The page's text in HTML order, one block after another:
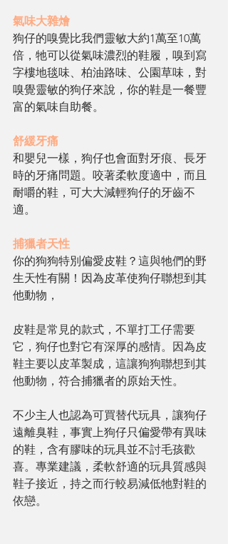
氣味大雜燴
狗仔的嗅覺比我們靈敏大約1萬至10萬
倍，牠可以從氣味濃烈的鞋履，嗅到寫
字樓地毯味、柏油路味、公園草味，對
嗅覺靈敏的狗仔來說，你的鞋是一餐豐
富的氣味自助餐。
舒緩牙痛
和嬰兒一樣，狗仔也會面對牙痕、長牙
時的牙痛問題。咬著柔軟度適中，而且
耐嚼的鞋，可大大減輕狗仔的牙齒不
適。
捕獵者天性
你的狗狗特別偏愛皮鞋？這與牠們的野
生天性有關！因為皮革使狗仔聯想到其
他動物，
皮鞋是常見的款式，不單打工仔需要
它，狗仔也對它有深厚的感情。因為皮
鞋主要以皮革製成，這讓狗狗聯想到其
他動物， 符合捕獵者的原始天性。
不少主人也認為可買替代玩具，讓狗仔
遠離臭鞋，事實上狗仔只偏愛帶有異味
的鞋，含有膠味的玩具並不討毛孩歡
喜。專業建議， 柔軟舒適的玩具質感與
鞋子接近，持之而行較易減低牠對鞋的
依戀。